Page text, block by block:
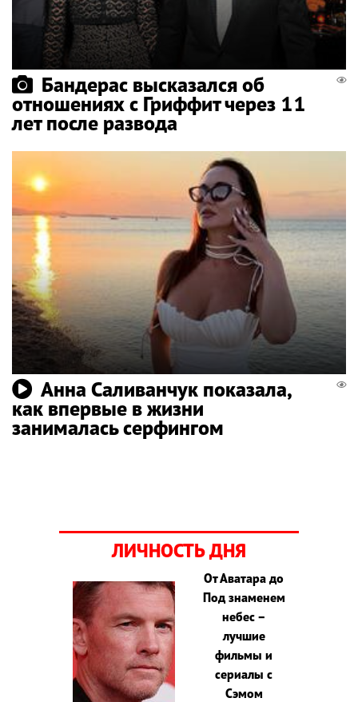
Бандерас высказался об
отношениях с Гриффит через 11
лет после развода
Анна Саливанчук показала,
как впервые в жизни
занималась серфингом
ЛИЧНОСТЬ ДНЯ
От Аватара до
Под знаменем
небес –
лучшие
фильмы и
сериалы с
Сэмом